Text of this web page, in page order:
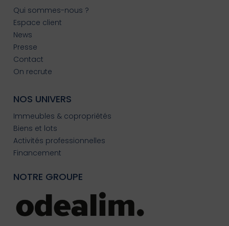
Qui sommes-nous ?
Espace client
News
Presse
Contact
On recrute
NOS UNIVERS
Immeubles & copropriétés
Biens et lots
Activités professionnelles
Financement
NOTRE GROUPE